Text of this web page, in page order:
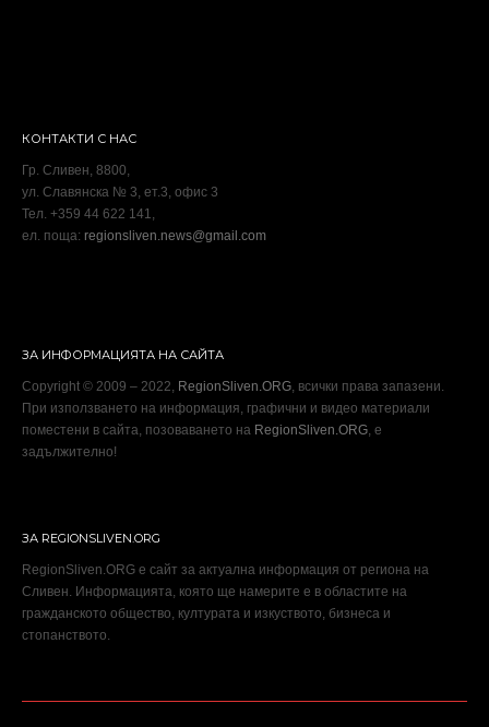
КОНТАКТИ С НАС
Гр. Сливен, 8800,
ул. Славянска № 3, ет.3, офис 3
Тел. +359 44 622 141,
ел. поща: regionsliven.news@gmail.com
ЗА ИНФОРМАЦИЯТА НА САЙТА
Copyright © 2009 – 2022, RegionSliven.ORG, всички права запазени.
При използването на информация, графични и видео материали
поместени в сайта, позоваването на RegionSliven.ORG, е
задължително!
ЗА REGIONSLIVEN.ORG
RegionSliven.ORG е сайт за актуална информация от региона на
Сливен. Информацията, която ще намерите е в областите на
гражданското общество, културата и изкуството, бизнеса и
стопанството.